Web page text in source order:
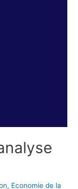
, Economie de la